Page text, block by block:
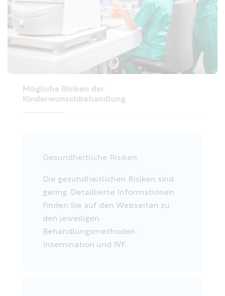
Mögliche Risiken der
Kinderwunschbehandlung
Gesundheitliche Risiken
Die gesundheitlichen Risiken sind
gering. Detaillierte Informationen
finden Sie auf den Webseiten zu
den jeweiligen
Behandlungsmethoden
Insemination und IVF.